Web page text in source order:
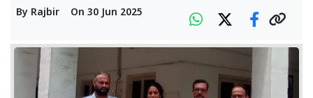
By Rajbir On 30 Jun 2025